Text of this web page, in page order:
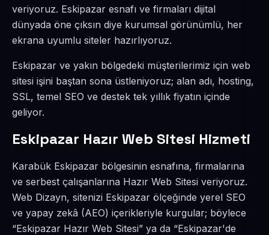
veriyoruz. Eskipazar esnafı ve firmaları dijital
dünyada öne çıksın diye kurumsal görünümlü, her
ekrana uyumlu siteler hazırlıyoruz.
Eskipazar ve yakın bölgedeki müşterilerimiz için web
sitesi işini baştan sona üstleniyoruz; alan adı, hosting,
SSL, temel SEO ve destek tek yıllık fiyatın içinde
geliyor.
Eskipazar Hazır Web Sitesi Hizmeti
Karabük Eskipazar bölgesinin esnafına, firmalarına
ve serbest çalışanlarına Hazır Web Sitesi veriyoruz.
Web Dizayn, sitenizi Eskipazar ölçeğinde yerel SEO
ve yapay zekâ (AEO) içerikleriyle kurgular; böylece
“Eskipazar Hazır Web Sitesi” ya da “Eskipazar'de